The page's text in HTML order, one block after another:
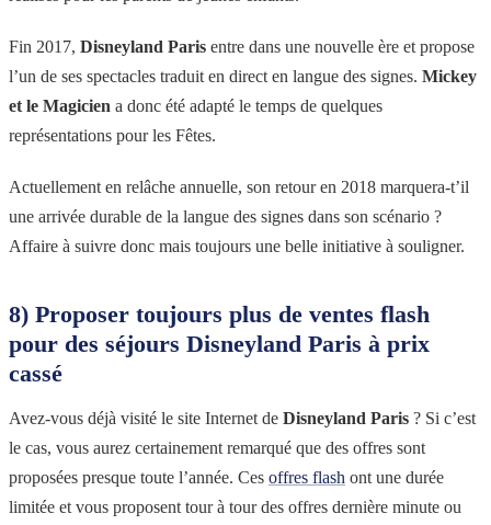
Fin 2017, Disneyland Paris entre dans une nouvelle ère et propose
l’un de ses spectacles traduit en direct en langue des signes. Mickey
et le Magicien a donc été adapté le temps de quelques
représentations pour les Fêtes.
Actuellement en relâche annuelle, son retour en 2018 marquera-t’il
une arrivée durable de la langue des signes dans son scénario ?
Affaire à suivre donc mais toujours une belle initiative à souligner.
8) Proposer toujours plus de ventes flash
pour des séjours Disneyland Paris à prix
cassé
Avez-vous déjà visité le site Internet de Disneyland Paris ? Si c’est
le cas, vous aurez certainement remarqué que des offres sont
proposées presque toute l’année. Ces offres flash ont une durée
limitée et vous proposent tour à tour des offres dernière minute ou